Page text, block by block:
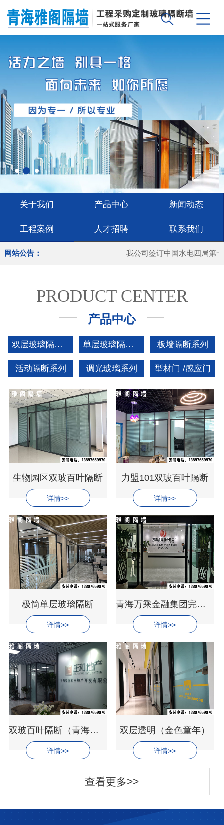
关于我们 产品中心 新闻动态
工程案例 人才招聘 联系我们
网站公告： 我公司签订中国水电四局第一
PRODUCT CENTER
产品中心
双层玻璃隔断系列 单层玻璃隔断系列 板墙隔断系列
活动隔断系列 调光玻璃系列 型材门 /感应门
生物园区双玻百叶隔断
详情>>
力盟101双玻百叶隔断
详情>>
极简单层玻璃隔断
详情>>
青海万乘金融集团完工——灰砂纹双玻百叶隔断
详情>>
双玻百叶隔断（青海庄和地产开发有限公司）
详情>>
双层透明（金色童年）
详情>>
查看更多>>